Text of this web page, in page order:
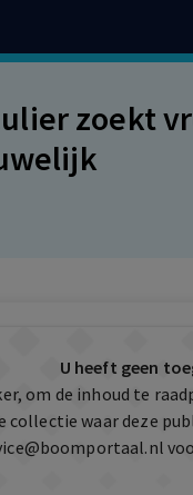
zoekt
U heeft geen
om de inhoud te
collectie waar deze